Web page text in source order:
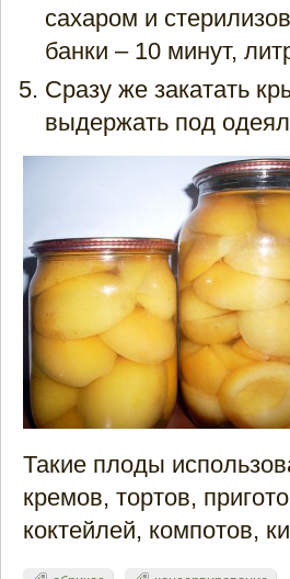
сахаром и
банки – 10 минут,
Сразу же закатать
выдержать под
Такие плоды
кремов, тортов,
коктейлей, компотов,